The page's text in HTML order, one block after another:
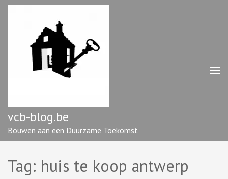
Ga
vcb-blog.be
Bouwen aan een Duurzame Toekomst
Tag: huis te koop antwerp